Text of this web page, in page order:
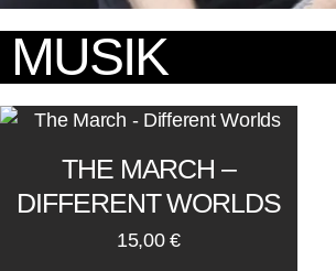
MUSIK
THE MARCH –
DIFFERENT WORLDS
15,00€